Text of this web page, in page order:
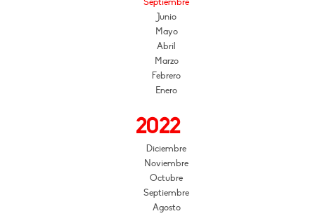
Junio
Mayo
Abril
Marzo
Febrero
Enero
2022
Diciembre
Noviembre
Octubre
Septiembre
Agosto